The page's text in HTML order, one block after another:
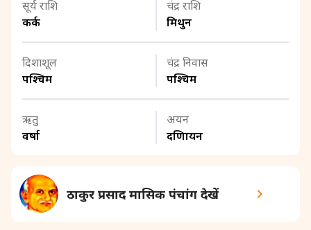
सूर्य राशि
कर्क
चंद्र राशि
मिथुन
दिशाशूल
पश्चिम
चंद्र निवास
पश्चिम
ऋतु
वर्षा
अयन
दक्षिणायन
ठाकुर प्रसाद मासिक पंचांग देखें